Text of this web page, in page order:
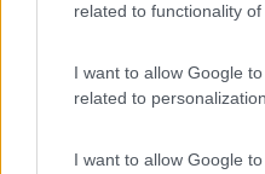
related to functionality
I want to allow Google
related to personalization.
I want to allow Google
splendida e molto
calde e lavatoi
igienici. Camper